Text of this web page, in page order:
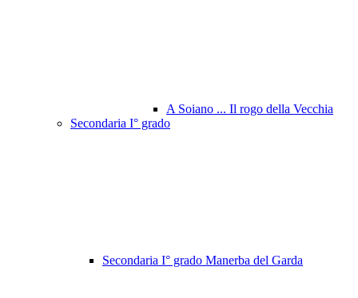
A Soiano ... Il rogo della Vecchia
Secondaria I° grado
Secondaria I° grado Manerba del Garda